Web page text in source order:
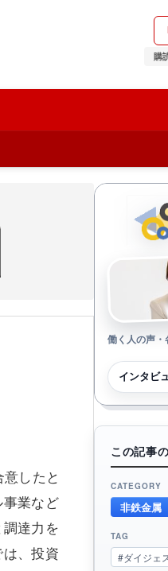
購
したと
事業など
達力を
、投資
働く人の声・
インタビ
この記事
CATEGORY
非鉄金属
TAG
#ダイジェ